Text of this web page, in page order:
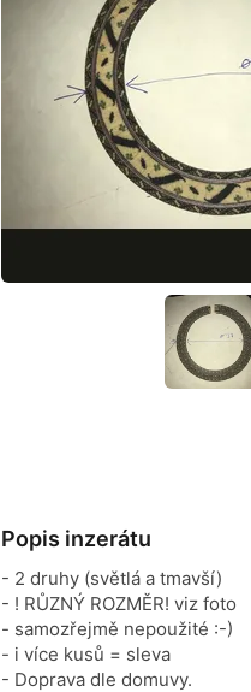
Popis inzerátu
- 2 druhy (světlá a tmavší)
- ! RŮZNÝ ROZMĚR! viz foto
- samozřejmě nepoužité :-)
- i více kusů = sleva
- Doprava dle domuvy.